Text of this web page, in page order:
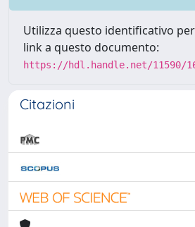
Utilizza questo identificativo
link a questo documento:
https://hdl.handle.net/11590/
Citazioni